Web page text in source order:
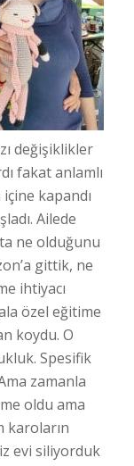
değişiklikler
fakat anlamlı
kapandı
Ailede
ne olduğunu
gittik, ne
ihtiyacı
özel eğitime
koydu. O
Spesifik
zamanla
oldu ama
karoların
evi siliyorduk